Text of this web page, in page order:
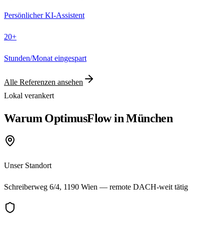
Persönlicher KI-Assistent
20+
Stunden/Monat eingespart
Alle Referenzen ansehen
Lokal verankert
Warum OptimusFlow in München
Unser Standort
Schreiberweg 6/4, 1190 Wien — remote DACH-weit tätig